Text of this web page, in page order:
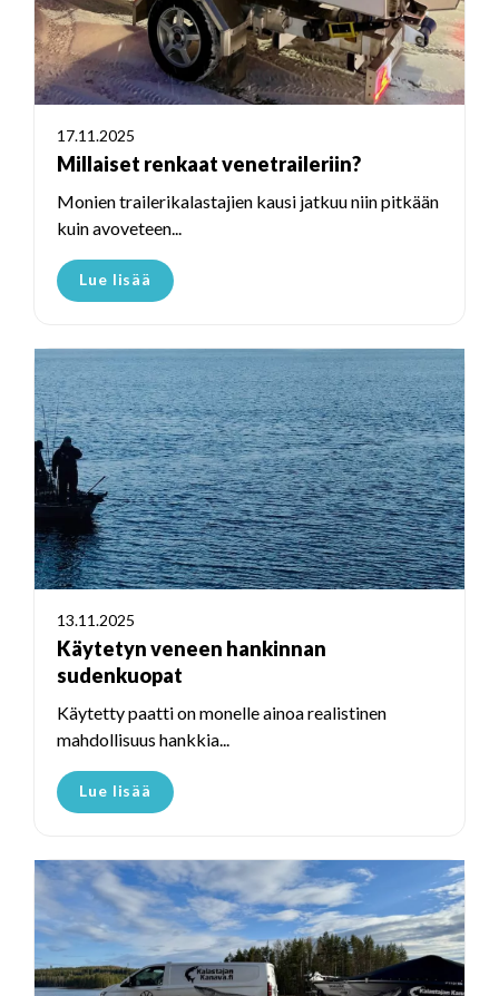
17.11.2025
Millaiset renkaat venetraileriin?
Monien trailerikalastajien kausi jatkuu niin pitkään
kuin avoveteen...
Lue lisää
13.11.2025
Käytetyn veneen hankinnan
sudenkuopat
Käytetty paatti on monelle ainoa realistinen
mahdollisuus hankkia...
Lue lisää